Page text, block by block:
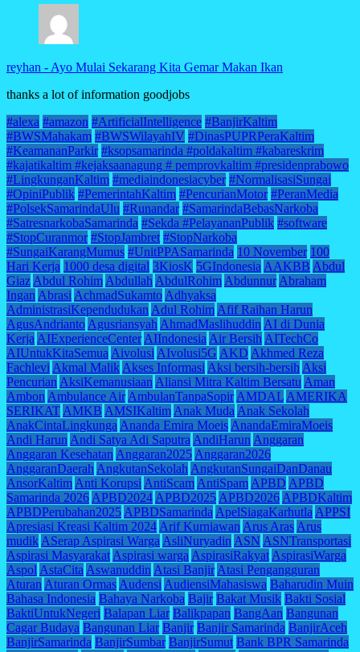
reyhan - Ayo Mulai Sekarang Kita Gemar Makan Ikan
thanks a lot of information goodjobs
#alexa #amazon #ArtificialIntelligence #BanjirKaltim
#BWSMahakam #BWSWilayahIV #DinasPUPRPeraKaltim
#KeamananParkir #ksopsamarinda #poldakaltim #kabareskrim
#kajatikaltim #kejaksaanagung # pemprovkaltim #presidenprabowo
#LingkunganKaltim #mediaindonesiacyber #NormalisasiSungai
#OpiniPublik #PemerintahKaltim #PencurianMotor #PeranMedia
#PolsekSamarindaUlu #Runandar #SamarindaBebasNarkoba
#SatresnarkobaSamarinda #Sekda #PelayananPublik #software
#StopCuranmor #StopJambret #StopNarkoba
#SungaiKarangMumus #UnitPPASamarinda 10 November 100
Hari Kerja 1000 desa digital 3KiosK 5GIndonesia AAKBB Abdul
Giaz Abdul Rohim Abdullah AbdulRohim Abdunnur Abraham
Ingan Abrasi AchmadSukamto Adhyaksa
AdministrasiKependudukan Adul Rohim Afif Raihan Harun
AgusAndrianto Agusriansyah AhmadMaslihuddin AI di Dunia
Kerja AIExperienceCenter AIIndonesia Air Bersih AITechCo
AIUntukKitaSemua Aivolusi AIvolusi5G AKD Akhmed Reza
Fachlevi Akmal Malik Akses Informasi Aksi bersih-bersih Aksi
Pencurian AksiKemanusiaan Aliansi Mitra Kaltim Bersatu Aman
Ambon Ambulance Air AmbulanTanpaSopir AMDAL AMERIKA
SERIKAT AMKB AMSIKaltim Anak Muda Anak Sekolah
AnakCintaLingkunga Ananda Emira Moeis AnandaEmiraMoeis
Andi Harun Andi Satya Adi Saputra AndiHarun Anggaran
Anggaran Kesehatan Anggaran2025 Anggaran2026
AnggaranDaerah AngkutanSekolah AngkutanSungaiDanDanau
AnsorKaltim Anti Korupsi AntiScam AntiSpam APBD APBD
Samarinda 2026 APBD2024 APBD2025 APBD2026 APBDKaltim
APBDPerubahan2025 APBDSamarinda ApelSiagaKarhutla APPSI
Apresiasi Kreasi Kaltim 2024 Arif Kurniawan Arus Aras Arus
mudik ASerap Aspirasi Warga AsliNuryadin ASN ASNTransportasi
Aspirasi Masyarakat Aspirasi warga AspirasiRakyat AspirasiWarga
Aspol AstaCita Aswanuddin Atasi Banjir Atasi Pengangguran
Aturan Aturan Ormas Audensi AudiensiMahasiswa Baharudin Muin
Bahasa Indonesia Bahaya Narkoba Bajir Bakat Musik Bakti Sosial
BaktiUntukNegeri Balapan Liar Balikpapan BangAan Bangunan
Cagar Budaya Bangunan Liar Banjir Banjir Samarinda BanjirAceh
BanjirSamarinda BanjirSumbar BanjirSumut Bank BPR Samarinda